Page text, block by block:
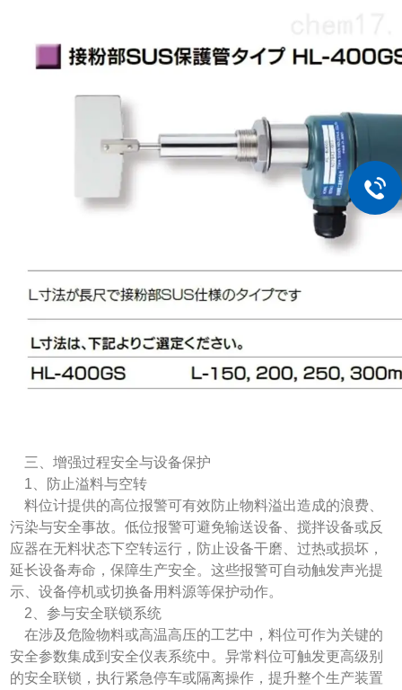
三、增强过程安全与设备保护
1、防止溢料与空转
料位计提供的高位报警可有效防止物料溢出造成的浪费、
污染与安全事故。低位报警可避免输送设备、搅拌设备或反
应器在无料状态下空转运行，防止设备干磨、过热或损坏，
延长设备寿命，保障生产安全。这些报警可自动触发声光提
示、设备停机或切换备用料源等保护动作。
2、参与安全联锁系统
在涉及危险物料或高温高压的工艺中，料位可作为关键的
安全参数集成到安全仪表系统中。异常料位可触发更高级别
的安全联锁，执行紧急停车或隔离操作，提升整个生产装置